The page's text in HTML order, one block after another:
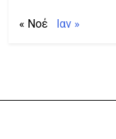
« Νοέ Ιαν »